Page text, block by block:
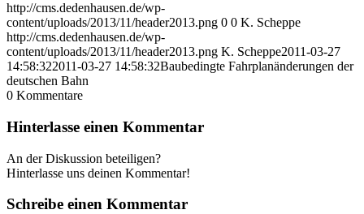
http://cms.dedenhausen.de/wp-
content/uploads/2013/11/header2013.png 0 0 K. Scheppe
http://cms.dedenhausen.de/wp-
content/uploads/2013/11/header2013.png K. Scheppe2011-03-27
14:58:322011-03-27 14:58:32Baubedingte Fahrplanänderungen der
deutschen Bahn
0 Kommentare
Hinterlasse einen Kommentar
An der Diskussion beteiligen?
Hinterlasse uns deinen Kommentar!
Schreibe einen Kommentar